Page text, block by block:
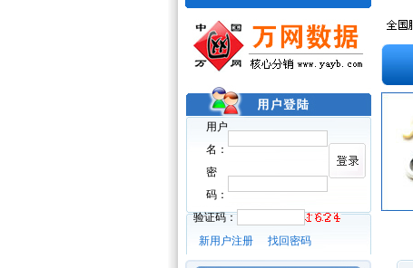
用户
名：
密
码：
验证码：
新用户注册
找回密码